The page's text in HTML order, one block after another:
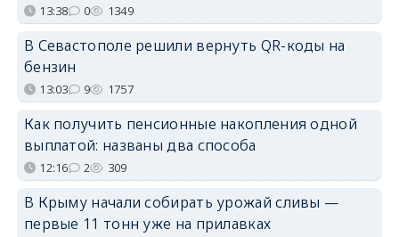
13:38 0 1349
В Севастополе решили вернуть QR-коды на
бензин
13:03 9 1757
Как получить пенсионные накопления одной
выплатой: названы два способа
12:16 2 309
В Крыму начали собирать урожай сливы —
первые 11 тонн уже на прилавках